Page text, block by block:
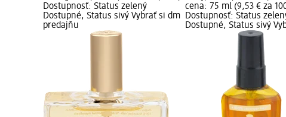
Dostupnosť: Status zelený
Dostupné, Status sivý Vybrať si dm
predajňu
cena: 75 ml (9,53 € za
Dostupnosť: Status
Dostupné, Status sivý